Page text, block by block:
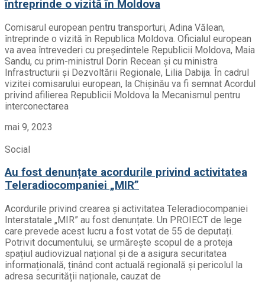
întreprinde o vizită în Moldova
Comisarul european pentru transporturi, Adina Vălean,
întreprinde o vizită în Republica Moldova. Oficialul european
va avea întrevederi cu președintele Republicii Moldova, Maia
Sandu, cu prim-ministrul Dorin Recean și cu ministra
Infrastructurii și Dezvoltării Regionale, Lilia Dabija. În cadrul
vizitei comisarului european, la Chișinău va fi semnat Acordul
privind afilierea Republicii Moldova la Mecanismul pentru
interconectarea
mai 9, 2023
Social
Au fost denunțate acordurile privind activitatea
Teleradiocompaniei „MIR”
Acordurile privind crearea și activitatea Teleradiocompaniei
Interstatale „MIR” au fost denunțate. Un PROIECT de lege
care prevede acest lucru a fost votat de 55 de deputați.
Potrivit documentului, se urmărește scopul de a proteja
spațiul audiovizual național și de a asigura securitatea
informațională, ținând cont actuală regională și pericolul la
adresa securității naționale, cauzat de